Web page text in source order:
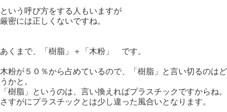
という呼び方をする人もいますが
厳密には正しくないですね。
あくまで、「樹脂」＋「木粉」 です。
木粉が５０％から占めているので、「樹脂」と言い切るのはど
うかと。
「樹脂」というのは、言い換えればプラスチックですからね。
さすがにプラスチックとは少し違った風合いとなります。